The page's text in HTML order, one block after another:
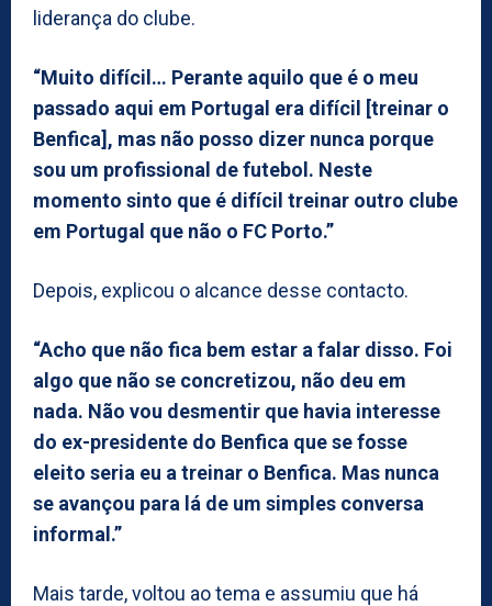
liderança do clube.
“Muito difícil… Perante aquilo que é o meu
passado aqui em Portugal era difícil [treinar o
Benfica], mas não posso dizer nunca porque
sou um profissional de futebol. Neste
momento sinto que é difícil treinar outro clube
em Portugal que não o FC Porto.”
Depois, explicou o alcance desse contacto.
“Acho que não fica bem estar a falar disso. Foi
algo que não se concretizou, não deu em
nada. Não vou desmentir que havia interesse
do ex-presidente do Benfica que se fosse
eleito seria eu a treinar o Benfica. Mas nunca
se avançou para lá de um simples conversa
informal.”
Mais tarde, voltou ao tema e assumiu que há